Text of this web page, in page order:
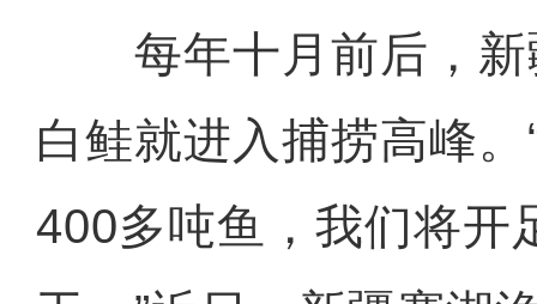
每年十月前后，新
白鲑就进入捕捞高峰
400多吨鱼，我们将开